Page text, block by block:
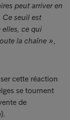
peut arriver en
seuil est
elles, ce qui
la chaîne »,
cette réaction
se tournent
de